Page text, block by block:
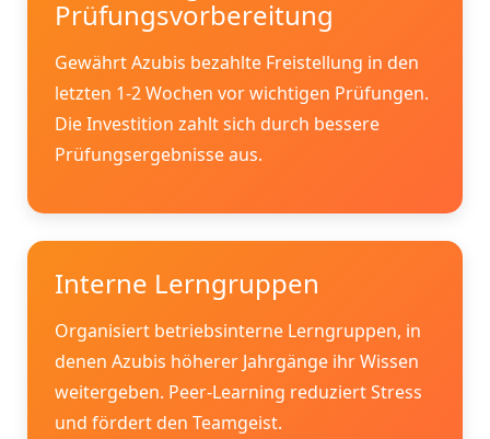
Prüfungsvorbereitung
Gewährt Azubis bezahlte Freistellung in den
letzten 1-2 Wochen vor wichtigen Prüfungen.
Die Investition zahlt sich durch bessere
Prüfungsergebnisse aus.
Interne Lerngruppen
Organisiert betriebsinterne Lerngruppen, in
denen Azubis höherer Jahrgänge ihr Wissen
weitergeben. Peer-Learning reduziert Stress
und fördert den Teamgeist.